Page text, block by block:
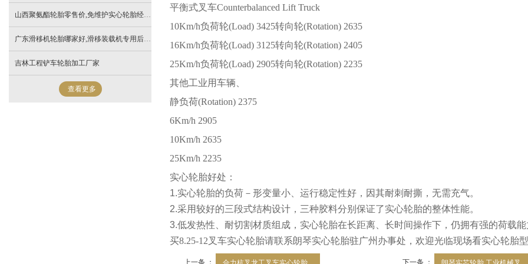
平衡式叉车Counterbalanced Lift Truck
10Km/h负荷轮(Load) 3425转向轮(Rotation) 2635
16Km/h负荷轮(Load) 3125转向轮(Rotation) 2405
25Km/h负荷轮(Load) 2905转向轮(Rotation) 2235
其他工业用车辆、
静负荷(Rotation) 2375
6Km/h 2905
10Km/h 2635
25Km/h 2235
实心轮胎好处：
1.实心轮胎的负荷－形变量小、运行稳定性好，因其耐刺耐撕，无需充气。
2.采用较好的三段式结构设计，三种胶料分别保证了实心轮胎的整体性能。
3.低发热性、耐切割材质组成，实心轮胎在长距离、长时间操作下，仍拥有强的荷载能
买8.25-12叉车实心轮胎请联系朗琴实心轮胎驻广州办事处，欢迎光临现场看实心轮胎型
上一条 ： 合力杭叉龙工叉车实心轮胎... 下一条 ： 朗琴实芯轮胎 工业机械叉...
山西聚氨酯轮胎零售价,免维护实心轮胎经销批发
广东滑移机轮胎哪家好,滑移装载机专用后轮如何安装
吉林工程铲车轮胎加工厂家
查看更多